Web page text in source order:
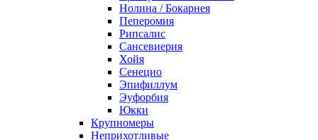
Нолина / Бокарнея
Пеперомия
Рипсалис
Сансевиерия
Хойя
Сенецио
Эпифиллум
Эуфорбия
Юкки
Крупномеры
Неприхотливые